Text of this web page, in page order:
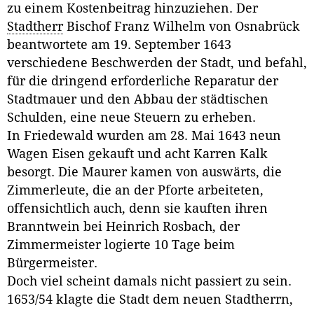
zu einem Kostenbeitrag hinzuziehen. Der
StadtherrBischof Franz Wilhelm von Osnabrück
beantwortete am 19. September 1643
verschiedene Beschwerden der Stadt, und befahl,
für die dringend erforderliche Reparatur der
Stadtmauer und den Abbau der städtischen
Schulden, eine neue Steuern zu erheben.
In Friedewald wurden am 28. Mai 1643 neun
Wagen Eisen gekauft und acht Karren Kalk
besorgt. Die Maurer kamen von auswärts, die
Zimmerleute, die an der Pforte arbeiteten,
offensichtlich auch, denn sie kauften ihren
Branntwein bei Heinrich Rosbach, der
Zimmermeister logierte 10 Tage beim
Bürgermeister.
Doch viel scheint damals nicht passiert zu sein.
1653/54 klagte die Stadt dem neuen Stadtherrn,